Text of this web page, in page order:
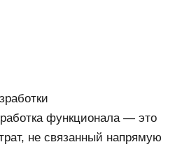
функционала — это
не связанный напрямую